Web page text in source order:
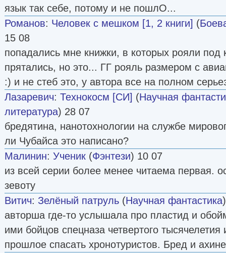
язык так себе, потому и не пошлО...
Романов: Человек с мешком [1, 2 книги] (
15 08
попадались мне книжки, в которых рояли под
прятались, но это... ГГ рояль размером с
:) и не стеб это, у автора все на полном
Лазаревич: Технокосм [СИ] (Научная
литература) 28 07
бредятина, нанотохнологии на службе
ли Чубайса это написано?
Малинин: Ученик (Фэнтези) 10 07
из всей серии более менее читаема первая.
зевоту
Витич: Зелёный патруль (Научная фантастика
авторша где-то услышала про пластид и
ими бойцов спецназа четвертого тысячелетия
прошлое спасать хронотуристов. Бред и